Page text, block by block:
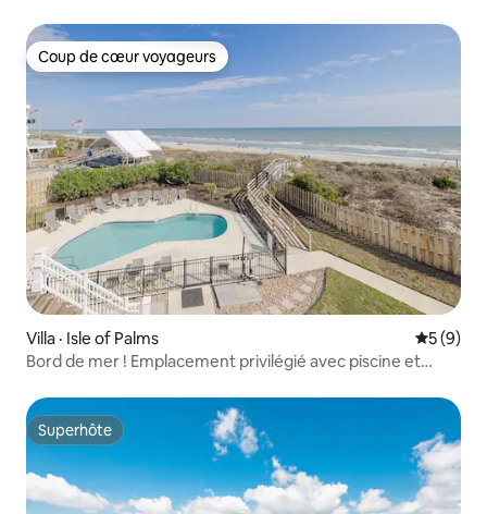
Coup de cœur voyageurs
Coup de cœur voyageurs
Villa · Isle of Palms Note
5 (9)
Bord de mer ! Emplacement privilégié avec piscine et
Superhôte
Superhôte